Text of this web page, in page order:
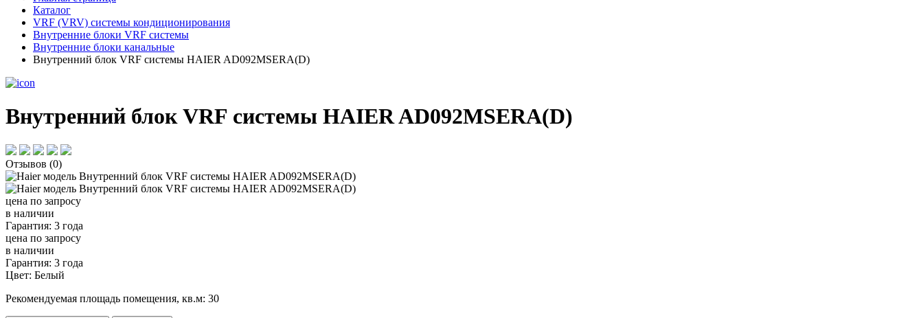
Каталог
VRF (VRV) системы кондиционирования
Внутренние блоки VRF системы
Внутренние блоки канальные
Внутренний блок VRF системы HAIER AD092MSERA(D)
Внутренний блок VRF системы HAIER AD092MSERA(D)
Отзывов (0)
цена по запросу
в наличии
Гарантия: 3 года
цена по запросу
в наличии
Гарантия: 3 года
Цвет: Белый
Рекомендуемая площадь помещения, кв.м: 30